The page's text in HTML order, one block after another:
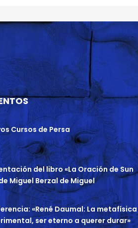
Cursos de Persa
del libro «La Oración de Sun
Miguel Berzal de Miguel
«René Daumal: La metafísica
ser eterno a querer durar»